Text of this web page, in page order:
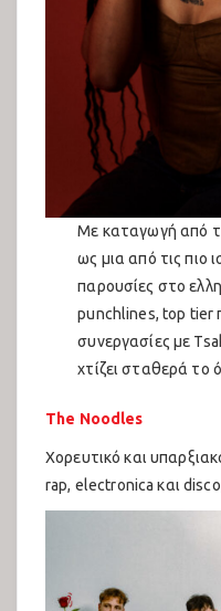
Με καταγωγή από
ως μια από τις πιο
παρουσίες στο
punchlines, top tier
συνεργασίες με
χτίζει σταθερά το
The Noodles
Χορευτικό και
rap, electronica και